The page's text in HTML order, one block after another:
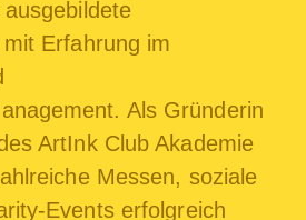
Erfahrung im
Als Gründerin
ArtInk Club Akademie
Messen, soziale
Events erfolgreich